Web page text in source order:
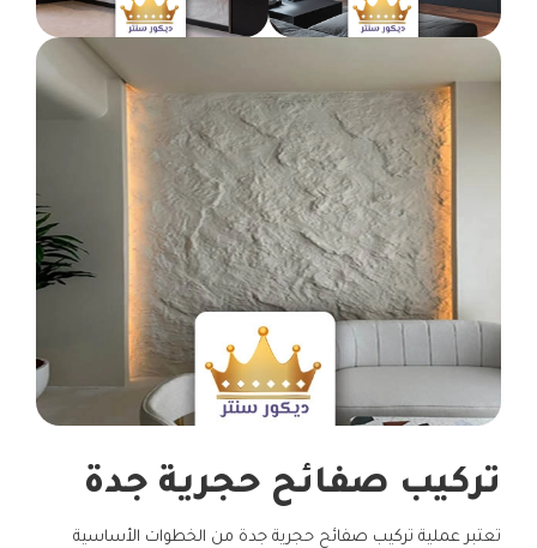
تركيب صفائح حجرية جدة
تعتبر عملية تركيب صفائح حجرية جدة من الخطوات الأساسية